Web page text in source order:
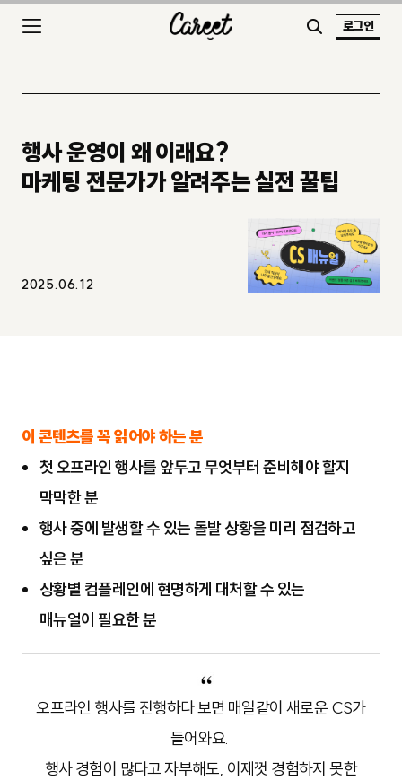
로그인
행사 운영이 왜 이래요?
마케팅 전문가가 알려주는 실전 꿀팁
2025.06.12
이 콘텐츠를 꼭 읽어야 하는 분
첫 오프라인 행사를 앞두고 무엇부터 준비해야 할지
막막한 분
행사 중에 발생할 수 있는 돌발 상황을 미리 점검하고
싶은 분
상황별 컴플레인에 현명하게 대처할 수 있는
매뉴얼이 필요한 분
오프라인 행사를 진행하다 보면 매일같이 새로운 CS가
들어와요.
행사 경험이 많다고 자부해도, 이제껏 경험하지 못한